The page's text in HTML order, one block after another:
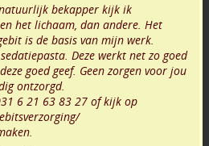
bekapper kijk ik
het lichaam, dan andere. Het
is de basis van mijn werk.
Deze werkt net zo goed
goed geef. Geen zorgen voor jou
ontzorgd.
6 21 63 83 27 of kijk op